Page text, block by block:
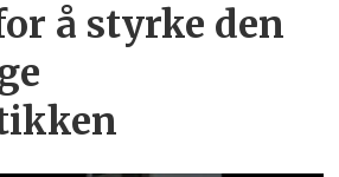
å styrke den